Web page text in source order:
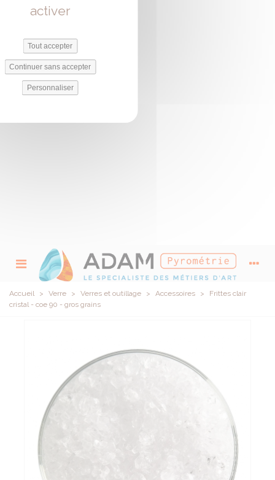
activer
Tout accepter
Continuer sans accepter
Personnaliser
Accueil > Verre > Verres et outillage > Accessoires >
Frittes clair
cristal - coe 90 - gros grains